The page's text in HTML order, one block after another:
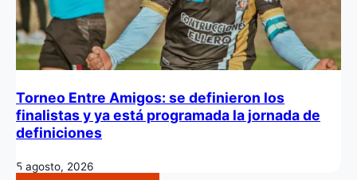
Torneo Entre Amigos: se definieron los
finalistas y ya está programada la jornada de
definiciones
5 agosto, 2026